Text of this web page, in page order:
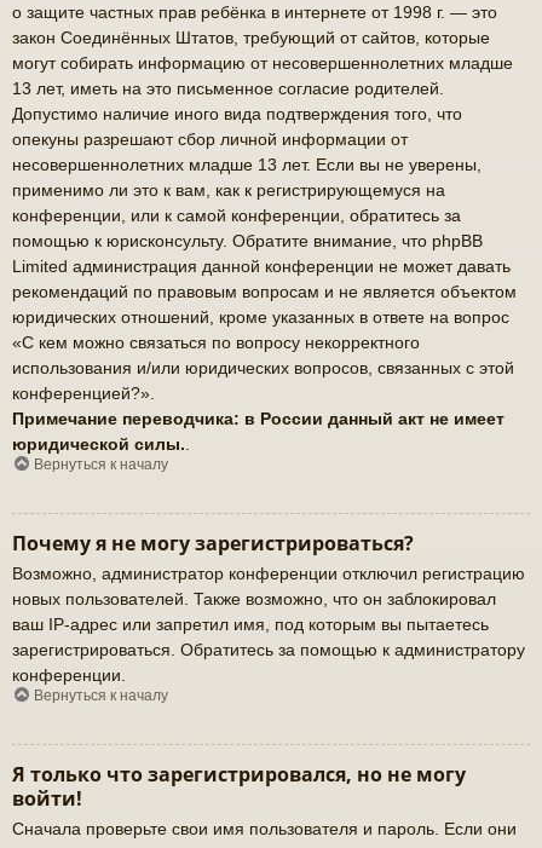
о защите частных прав ребёнка в интернете от 1998 г. — это
закон Соединённых Штатов, требующий от сайтов, которые
могут собирать информацию от несовершеннолетних младше
13 лет, иметь на это письменное согласие родителей.
Допустимо наличие иного вида подтверждения того, что
опекуны разрешают сбор личной информации от
несовершеннолетних младше 13 лет. Если вы не уверены,
применимо ли это к вам, как к регистрирующемуся на
конференции, или к самой конференции, обратитесь за
помощью к юрисконсульту. Обратите внимание, что phpBB
Limited администрация данной конференции не может давать
рекомендаций по правовым вопросам и не является объектом
юридических отношений, кроме указанных в ответе на вопрос
«С кем можно связаться по вопросу некорректного
использования и/или юридических вопросов, связанных с этой
конференцией?».
Примечание переводчика: в России данный акт не имеет
юридической силы.
Вернуться к началу
Почему я не могу зарегистрироваться?
Возможно, администратор конференции отключил регистрацию
новых пользователей. Также возможно, что он заблокировал
ваш IP-адрес или запретил имя, под которым вы пытаетесь
зарегистрироваться. Обратитесь за помощью к администратору
конференции.
Вернуться к началу
Я только что зарегистрировался, но не могу
войти!
Сначала проверьте свои имя пользователя и пароль. Если они